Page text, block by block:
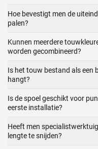
Hoe bevestigt men de
palen?
Kunnen meerdere
worden gecombineerd?
Is het touw bestand als een
hangt?
Is de spoel geschikt voor
eerste installatie?
Heeft men
lengte te snijden?